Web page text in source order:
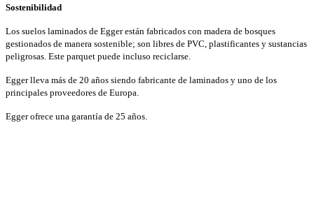
Sostenibilidad
Los suelos laminados de Egger están fabricados con madera de bosques
gestionados de manera sostenible; son libres de PVC, plastificantes y sustancias
peligrosas. Este parquet puede incluso reciclarse.
Egger lleva más de 20 años siendo fabricante de laminados y uno de los
principales proveedores de Europa.
Egger ofrece una garantía de 25 años.